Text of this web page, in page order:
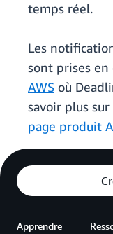
temps réel.
Les
sont prises en
AWS où
savoir plus
page produit
Apprendre